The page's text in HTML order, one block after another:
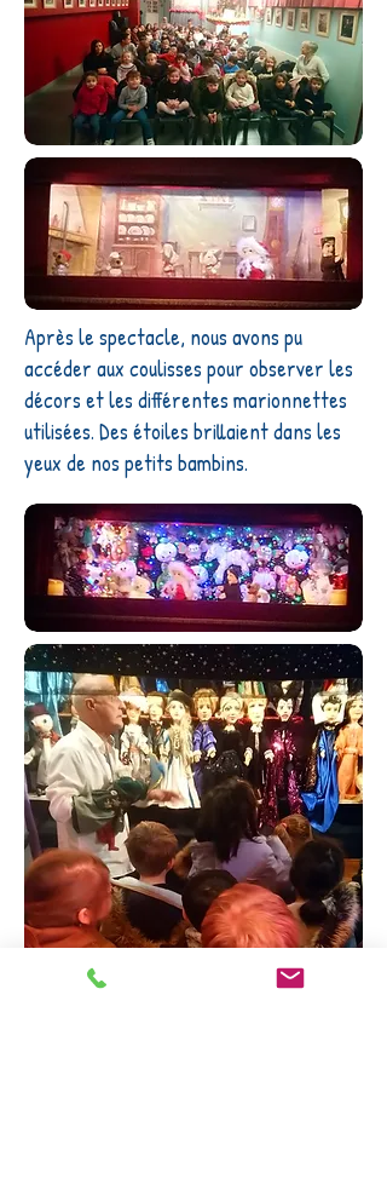
Après le spectacle, nous avons pu
accéder aux coulisses pour observer les
décors et les différentes marionnettes
utilisées. Des étoiles brillaient dans les
yeux de nos petits bambins.